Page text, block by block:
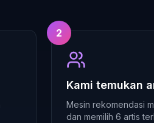
2
Kami temukan
Mesin rekomendasi
dan memilih 6 artis